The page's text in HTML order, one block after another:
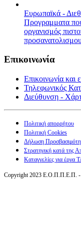
Ευρωπαϊκά -
Προγραμματα
οργανισμός
Επικοινωνία
Επικοινωνία
Τηλεφωνικός
Διεύθυνση -
Πολιτική απορρήτου
Πολιτική Cookies
Δήλωση
Στρατηγική κατά της
Καταγγελίες για έργα
Copyright 2023 Ε.Ο.Π.Π.Ε.Π. -